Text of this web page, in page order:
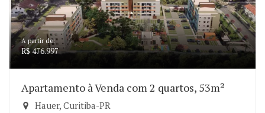
A partir de:
R$ 476.997
Apartamento à Venda com 2 quartos, 53m²
Hauer, Curitiba-PR